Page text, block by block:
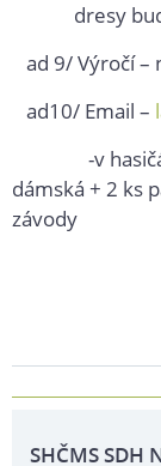
dresy
ad 9/ Výročí –
ad10/ Email –
-v
dámská + 2 ks
závody
SHČMS SDH